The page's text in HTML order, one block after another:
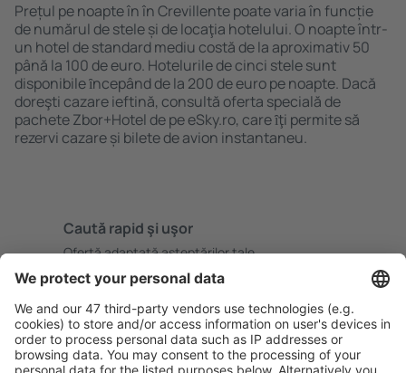
Prețul pe noapte în în Crevillente poate varia în funcție
de numărul de stele și de locaţia hotelului. O noapte într-
un hotel de standard mediu costă de la aproximativ 50
până la 100 de euro. Hotelurile de cinci stele sunt
disponibile ȋncepând de la 200 de euro pe noapte. Dacă
doreşti cazare ieftină, consultă oferta specială de
pachete Zbor+Hotel de pe eSky.ro, care ȋţi permite să
rezervi cazare și bilete de avion instantaneu.
Caută rapid şi uşor
Ofertă adaptată aşteptărilor tale.
Planifică ȋn siguranţă
Rezervare fără griji cu opțiune gratuită de anulare.